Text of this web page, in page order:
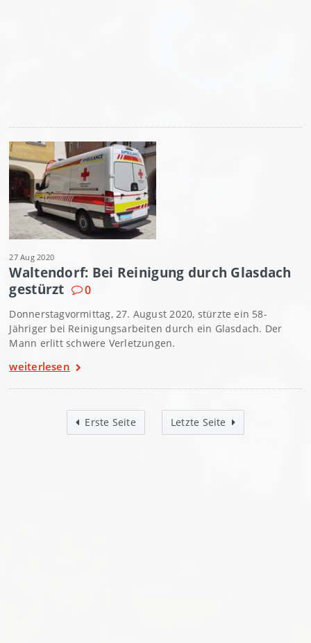
27 Aug 2020
Waltendorf: Bei Reinigung durch Glasdach
gestürzt
0
Donnerstagvormittag, 27. August 2020, stürzte ein 58-
Jähriger bei Reinigungsarbeiten durch ein Glasdach. Der
Mann erlitt schwere Verletzungen.
weiterlesen
Erste Seite Letzte Seite